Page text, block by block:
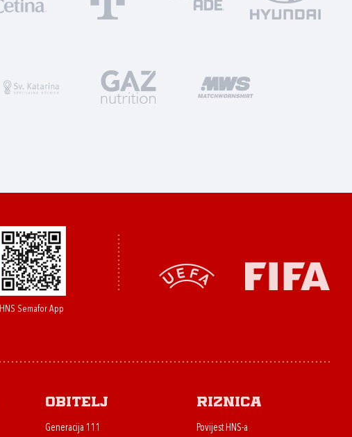
HNS Semafor App
Obitelj
Generacija 111
Riznica
Povijest HNS-a